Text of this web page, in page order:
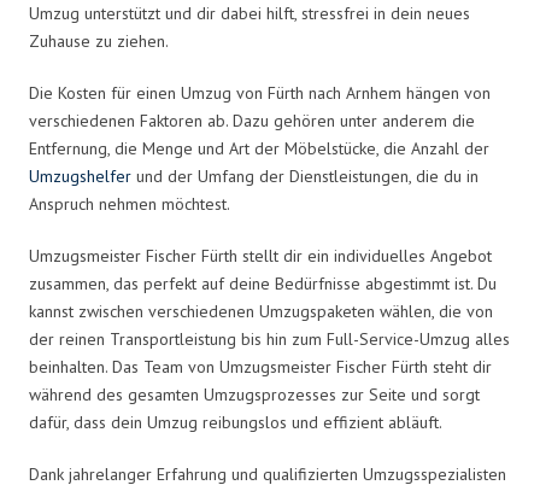
Umzug unterstützt und dir dabei hilft, stressfrei in dein neues
Zuhause zu ziehen.
Die Kosten für einen Umzug von Fürth nach Arnhem hängen von
verschiedenen Faktoren ab. Dazu gehören unter anderem die
Entfernung, die Menge und Art der Möbelstücke, die Anzahl der
Umzugshelfer und der Umfang der Dienstleistungen, die du in
Anspruch nehmen möchtest.
Umzugsmeister Fischer Fürth stellt dir ein individuelles Angebot
zusammen, das perfekt auf deine Bedürfnisse abgestimmt ist. Du
kannst zwischen verschiedenen Umzugspaketen wählen, die von
der reinen Transportleistung bis hin zum Full-Service-Umzug alles
beinhalten. Das Team von Umzugsmeister Fischer Fürth steht dir
während des gesamten Umzugsprozesses zur Seite und sorgt
dafür, dass dein Umzug reibungslos und effizient abläuft.
Dank jahrelanger Erfahrung und qualifizierten Umzugsspezialisten